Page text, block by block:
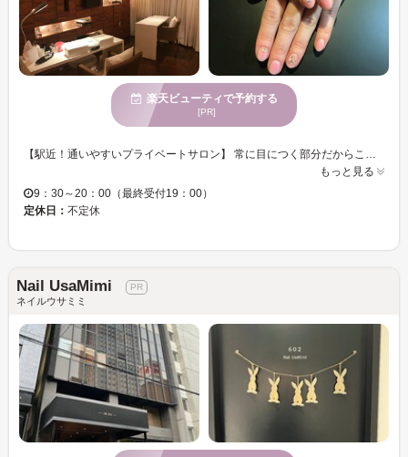
楽天ビューティで予約する
[PR]
【駅近！通いやすいプライベートサロン】 常に目につく部分だからこそ、見るだけで気分があがるデザインでHAPPYに♪細部まで丁寧な施術で、キレイな仕上がり☆周りと差が付くデザインで、日々の生活に笑顔とHAPPYを【ネイルサロン chantique】はお届けします♪ 【デザイン豊富！シンプル系～キラキラ系ゴージャスまで♪】 オフィスネイルも得意でOLさんや主婦の方から人気！デザインで迷ってもご相談下さい！爪をいたわり丁寧なケアをするからモチも形も◎ アレコレしたい！そんな女性のわがままもOK☆ネイルは豊富なデザインからお選び頂け、お客様の雰囲気に合ったネイルをご提案します☆ 小さなお子様連れの方も大歓迎！完全予約制プライベートサロンなので周りの方も気にならず、リラックスした時間が過ごせます☆忙しい毎日にちょっと一息、ネイルサロンで楽しい時間をすごしてみませんか♪
もっと見る
9：30～20：00（最終受付19：00）
定休日： 不定休
Nail UsaMimi
ネイルウサミミ